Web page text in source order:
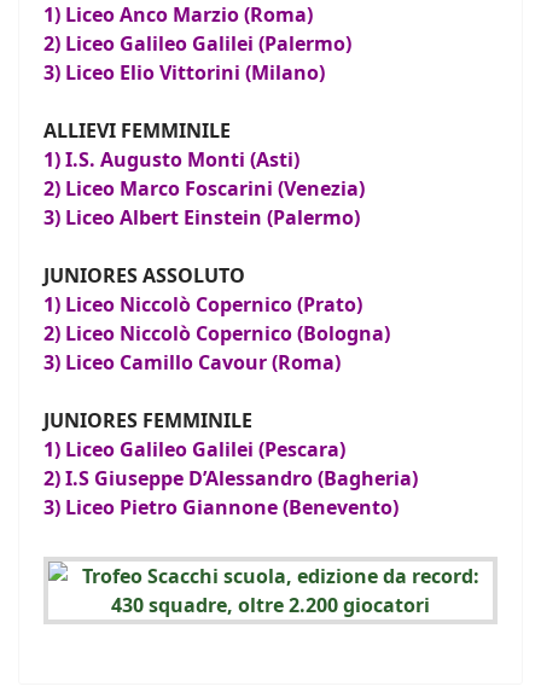
1) Liceo Anco Marzio (Roma)
2) Liceo Galileo Galilei (Palermo)
3) Liceo Elio Vittorini (Milano)
ALLIEVI FEMMINILE
1) I.S. Augusto Monti (Asti)
2) Liceo Marco Foscarini (Venezia)
3) Liceo Albert Einstein (Palermo)
JUNIORES ASSOLUTO
1) Liceo Niccolò Copernico (Prato)
2) Liceo Niccolò Copernico (Bologna)
3) Liceo Camillo Cavour (Roma)
JUNIORES FEMMINILE
1) Liceo Galileo Galilei (Pescara)
2) I.S Giuseppe D’Alessandro (Bagheria)
3) Liceo Pietro Giannone (Benevento)